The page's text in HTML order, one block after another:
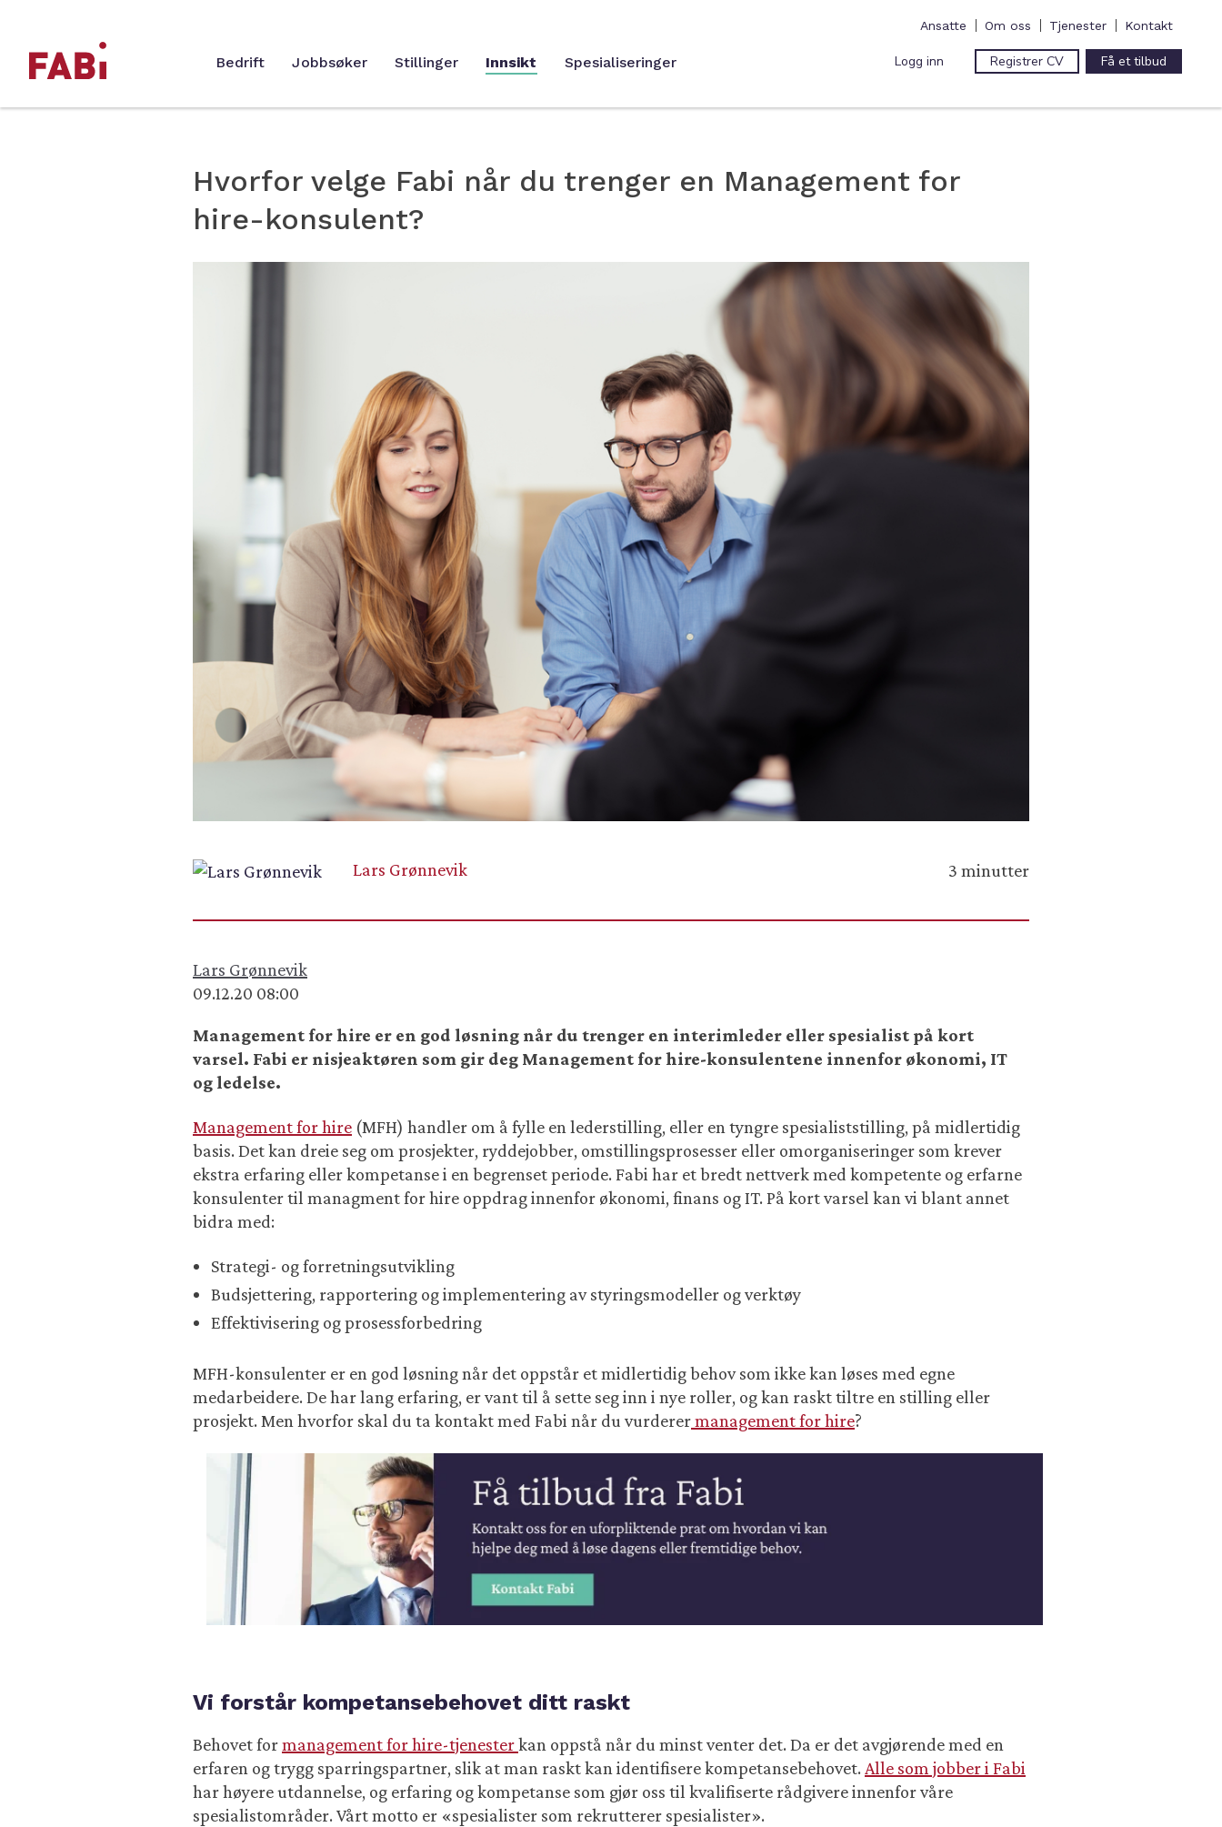
Ansatte Om oss Tjenester Kontakt
Bedrift Jobbsøker Stillinger Innsikt Spesialiseringer Logg inn Registrer CV Få et tilbud
Hvorfor velge Fabi når du trenger en Management for
hire-konsulent?
Lars Grønnevik 3 minutter
Lars Grønnevik
09.12.20 08:00
Management for hire er en god løsning når du trenger en interimleder eller spesialist på kort
varsel. Fabi er nisjeaktøren som gir deg Management for hire-konsulentene innenfor økonomi, IT
og ledelse.
Management for hire (MFH) handler om å fylle en lederstilling, eller en tyngre spesialiststilling, på midlertidig
basis. Det kan dreie seg om prosjekter, ryddejobber, omstillingsprosesser eller omorganiseringer som krever
ekstra erfaring eller kompetanse i en begrenset periode. Fabi har et bredt nettverk med kompetente og erfarne
konsulenter til managment for hire oppdrag innenfor økonomi, finans og IT. På kort varsel kan vi blant annet
bidra med:
Strategi- og forretningsutvikling
Budsjettering, rapportering og implementering av styringsmodeller og verktøy
Effektivisering og prosessforbedring
MFH-konsulenter er en god løsning når det oppstår et midlertidig behov som ikke kan løses med egne
medarbeidere. De har lang erfaring, er vant til å sette seg inn i nye roller, og kan raskt tiltre en stilling eller
prosjekt. Men hvorfor skal du ta kontakt med Fabi når du vurderermanagement for hire?
Vi forstår kompetansebehovet ditt raskt
Behovet formanagement for hire-tjenesterkan oppstå når du minst venter det. Da er det avgjørende med en
erfaren og trygg sparringspartner, slik at man raskt kan identifisere kompetansebehovet. Alle som jobber i Fabi
har høyere utdannelse, og erfaring og kompetanse som gjør oss til kvalifiserte rådgivere innenfor våre
spesialistområder. Vårt motto er «spesialister som rekrutterer spesialister».